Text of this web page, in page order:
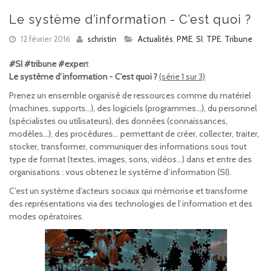
Le système d’information - C’est quoi ?
12 février 2016 schristin Actualités PME SI TPE Tribune
#SI #tribune #expert
Le système d’information - C’est quoi ?(série 1 sur 3)
Prenez un ensemble organisé de ressources comme du matériel
(machines, supports…), des logiciels (programmes…), du personnel
(spécialistes ou utilisateurs), des données (connaissances,
modèles…), des procédures… permettant de créer, collecter, traiter,
stocker, transformer, communiquer des informations sous tout
type de format (textes, images, sons, vidéos…) dans et entre des
organisations : vous obtenez le système d’information (SI).
C’est un système d’acteurs sociaux qui mémorise et transforme
des représentations via des technologies de l’information et des
modes opératoires.